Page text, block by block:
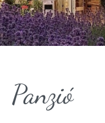
Panzió